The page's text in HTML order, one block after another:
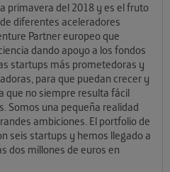
primavera del 2018 y es el fruto
diferentes aceleradores
Partner europeo que
dando apoyo a los fondos
startups más prometedoras y
para que puedan crecer y
que no siempre resulta fácil
Somos una pequeña realidad
ambiciones. El portfolio de
seis startups y hemos llegado a
dos millones de euros en